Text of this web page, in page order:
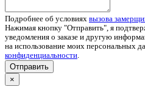
Подробнее об условиях вызова
Нажимая кнопку "Отправить", я
уведомления о заказе и другую
на использование моих персональных
конфиденциальности.
Отправить
×